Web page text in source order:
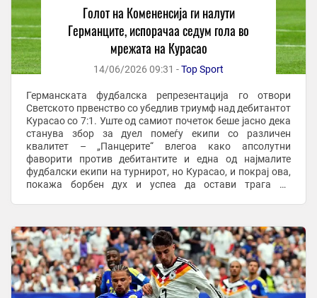
Голот на Комененсија ги налути
Германците, испорачаа седум гола во
мрежата на Курасао
14/06/2026 09:31 -Top Sport
Германската фудбалска репрезентација го отвори
Светското првенство со убедлив триумф над дебитантот
Курасао со 7:1. Уште од самиот почеток беше јасно дека
станува збор за дуел помеѓу екипи со различен
квалитет – „Панцерите“ влегоа како апсолутни
фаворити против дебитантите и една од најмалите
фудбалски екипи на турнирот, но Курасао, и покрај ова,
покажа борбен дух и успеа да остави трага во